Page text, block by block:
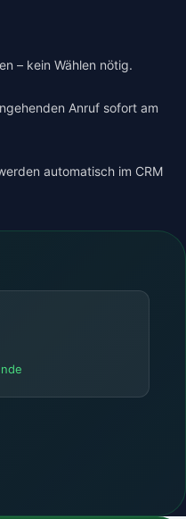
– kein Wählen nötig.
Anruf sofort am
automatisch im CRM